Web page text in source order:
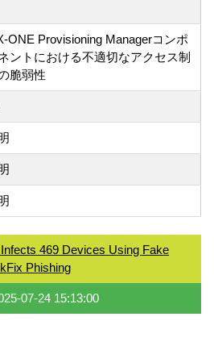
ONE Provisioning Managerコンポ
ントにおける不適切なアクセス制
脆弱性
469 Devices Using Fake
Phishing
07-24 15:13:00